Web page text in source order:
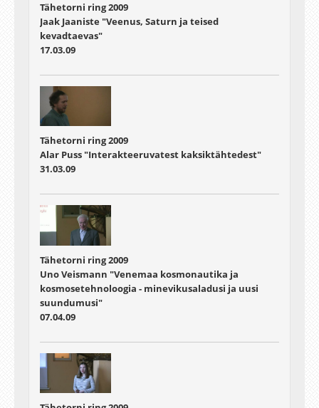
Tähetorni ring 2009
Jaak Jaaniste "Veenus, Saturn ja teised
kevadtaevas"
17.03.09
Tähetorni ring 2009
Alar Puss "Interakteeruvatest kaksiktähtedest"
31.03.09
Tähetorni ring 2009
Uno Veismann "Venemaa kosmonautika ja
kosmosetehnoloogia - minevikusaladusi ja uusi
suundumusi"
07.04.09